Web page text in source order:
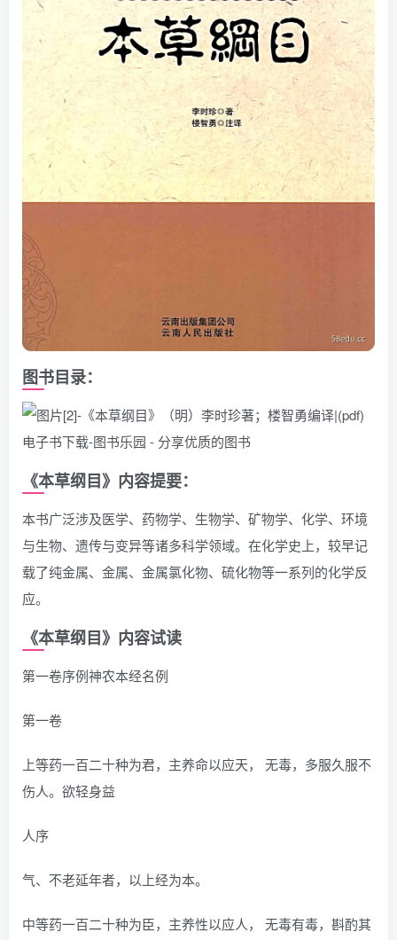
图书目录：
《本草纲目》内容提要：
本书广泛涉及医学、药物学、生物学、矿物学、化学、环境
与生物、遗传与变异等诸多科学领域。在化学史上，较早记
载了纯金属、金属、金属氯化物、硫化物等一系列的化学反
应。
《本草纲目》内容试读
第一卷序例神农本经名例
第一卷
上等药一百二十种为君，主养命以应天， 无毒，多服久服不
伤人。欲轻身益
人序
气、不老延年者，以上经为本。
中等药一百二十种为臣，主养性以应人， 无毒有毒，斟酌其